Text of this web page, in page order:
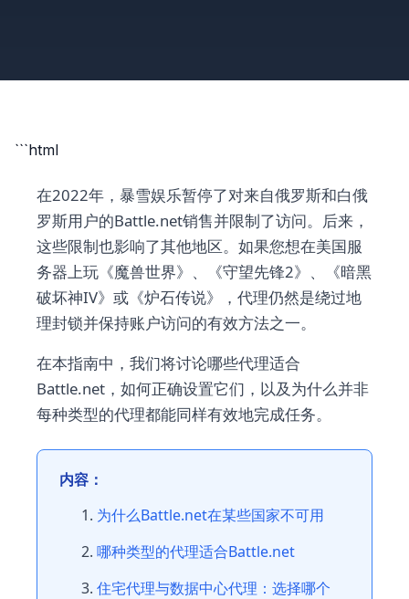
```html
在2022年，暴雪娱乐暂停了对来自俄罗斯和白俄
罗斯用户的Battle.net销售并限制了访问。后来，
这些限制也影响了其他地区。如果您想在美国服
务器上玩《魔兽世界》、《守望先锋2》、《暗黑
破坏神IV》或《炉石传说》，代理仍然是绕过地
理封锁并保持账户访问的有效方法之一。
在本指南中，我们将讨论哪些代理适合
Battle.net，如何正确设置它们，以及为什么并非
每种类型的代理都能同样有效地完成任务。
内容：
为什么Battle.net在某些国家不可用
哪种类型的代理适合Battle.net
住宅代理与数据中心代理：选择哪个